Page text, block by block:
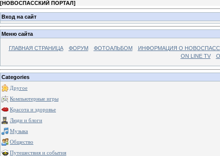
[НОВОСПАССКИЙ ПОРТАЛ]
Вход на сайт
Меню сайта
ГЛАВНАЯ СТРАНИЦА ФОРУМ ФОТОАЛЬБОМ
ИНФОРМАЦИЯ О
ON LINE TV
Categories
Другое
Компьютерные игры
Красота и здоровье
Люди и блоги
Музыка
Общество
Путешествия и события